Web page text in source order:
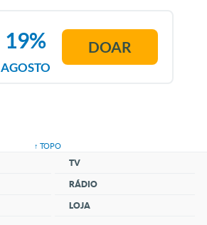
AGOSTO
19% DOAR
↑ TOPO
TV
RÁDIO
LOJA